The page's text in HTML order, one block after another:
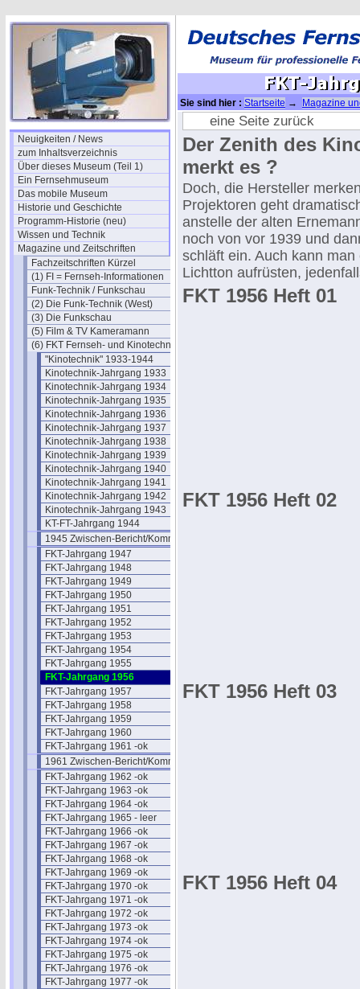
Neuigkeiten / News
zum Inhaltsverzeichnis
Über dieses Museum (Teil 1)
Ein Fernsehmuseum
Das mobile Museum
Historie und Geschichte
Programm-Historie (neu)
Wissen und Technik
Magazine und Zeitschriften
Fachzeitschriften Kürzel
(1) FI = Fernseh-Informationen
Funk-Technik / Funkschau
(2) Die Funk-Technik (West)
(3) Die Funkschau
(5) Film & TV Kameramann
(6) FKT Fernseh- und Kinotechnik
"Kinotechnik" 1933-1944
Kinotechnik-Jahrgang 1933
Kinotechnik-Jahrgang 1934
Kinotechnik-Jahrgang 1935
Kinotechnik-Jahrgang 1936
Kinotechnik-Jahrgang 1937
Kinotechnik-Jahrgang 1938
Kinotechnik-Jahrgang 1939
Kinotechnik-Jahrgang 1940
Kinotechnik-Jahrgang 1941
Kinotechnik-Jahrgang 1942
Kinotechnik-Jahrgang 1943
KT-FT-Jahrgang 1944
1945 Zwischen-Bericht/Kommentar
FKT-Jahrgang 1947
FKT-Jahrgang 1948
FKT-Jahrgang 1949
FKT-Jahrgang 1950
FKT-Jahrgang 1951
FKT-Jahrgang 1952
FKT-Jahrgang 1953
FKT-Jahrgang 1954
FKT-Jahrgang 1955
FKT-Jahrgang 1956
FKT-Jahrgang 1957
FKT-Jahrgang 1958
FKT-Jahrgang 1959
FKT-Jahrgang 1960
FKT-Jahrgang 1961 -ok
1961 Zwischen-Bericht/Kommentar
FKT-Jahrgang 1962 -ok
FKT-Jahrgang 1963 -ok
FKT-Jahrgang 1964 -ok
FKT-Jahrgang 1965 - leer
FKT-Jahrgang 1966 -ok
FKT-Jahrgang 1967 -ok
FKT-Jahrgang 1968 -ok
FKT-Jahrgang 1969 -ok
FKT-Jahrgang 1970 -ok
FKT-Jahrgang 1971 -ok
FKT-Jahrgang 1972 -ok
FKT-Jahrgang 1973 -ok
FKT-Jahrgang 1974 -ok
FKT-Jahrgang 1975 -ok
FKT-Jahrgang 1976 -ok
FKT-Jahrgang 1977 -ok
Sie sind hier : Startseite →
Magazine
Jahrgang 1956
eine Seite zurück
Der Zenith des
merkt es ?
Doch, die Hersteller
Projektoren geht
anstelle der alten
noch von vor 1939 und
schläft ein. Auch kann
Lichtton aufrüsten,
FKT 1956 Heft 01
FKT 1956 Heft 02
FKT 1956 Heft 03
FKT 1956 Heft 04